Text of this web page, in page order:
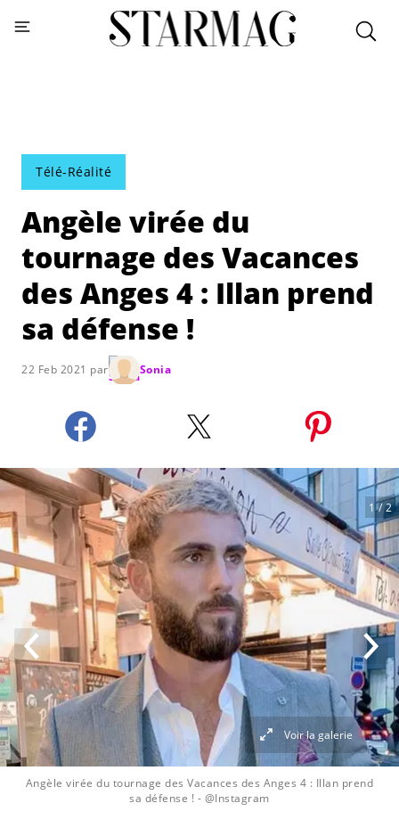
Télé-Réalité
Angèle virée du
tournage des Vacances
des Anges 4 : Illan prend
sa défense !
22 Feb 2021 par Sonia
Angèle virée du tournage des Vacances des Anges 4 : Illan prend
sa défense ! - @Instagram
1 / 2
Voir la galerie